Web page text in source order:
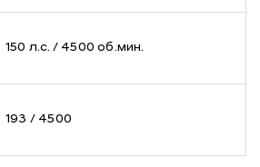
150 л.с. / 4500 об.мин.
193 / 4500